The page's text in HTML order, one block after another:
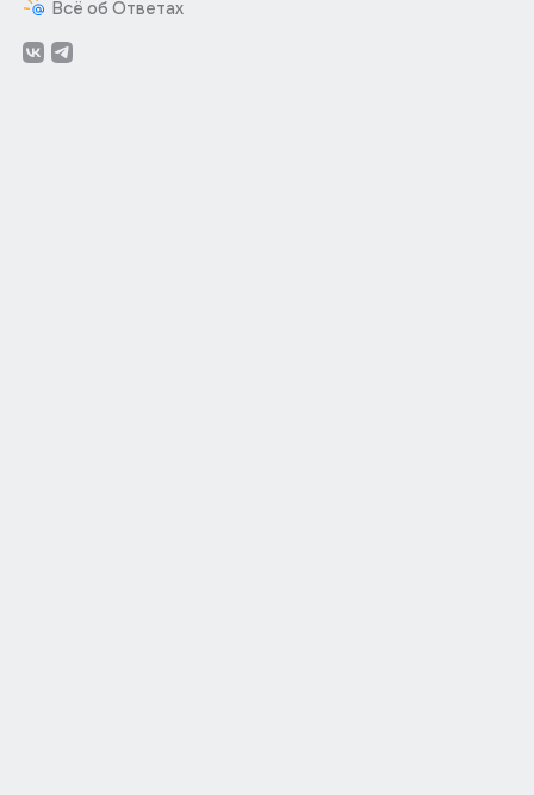
Всё об Ответах